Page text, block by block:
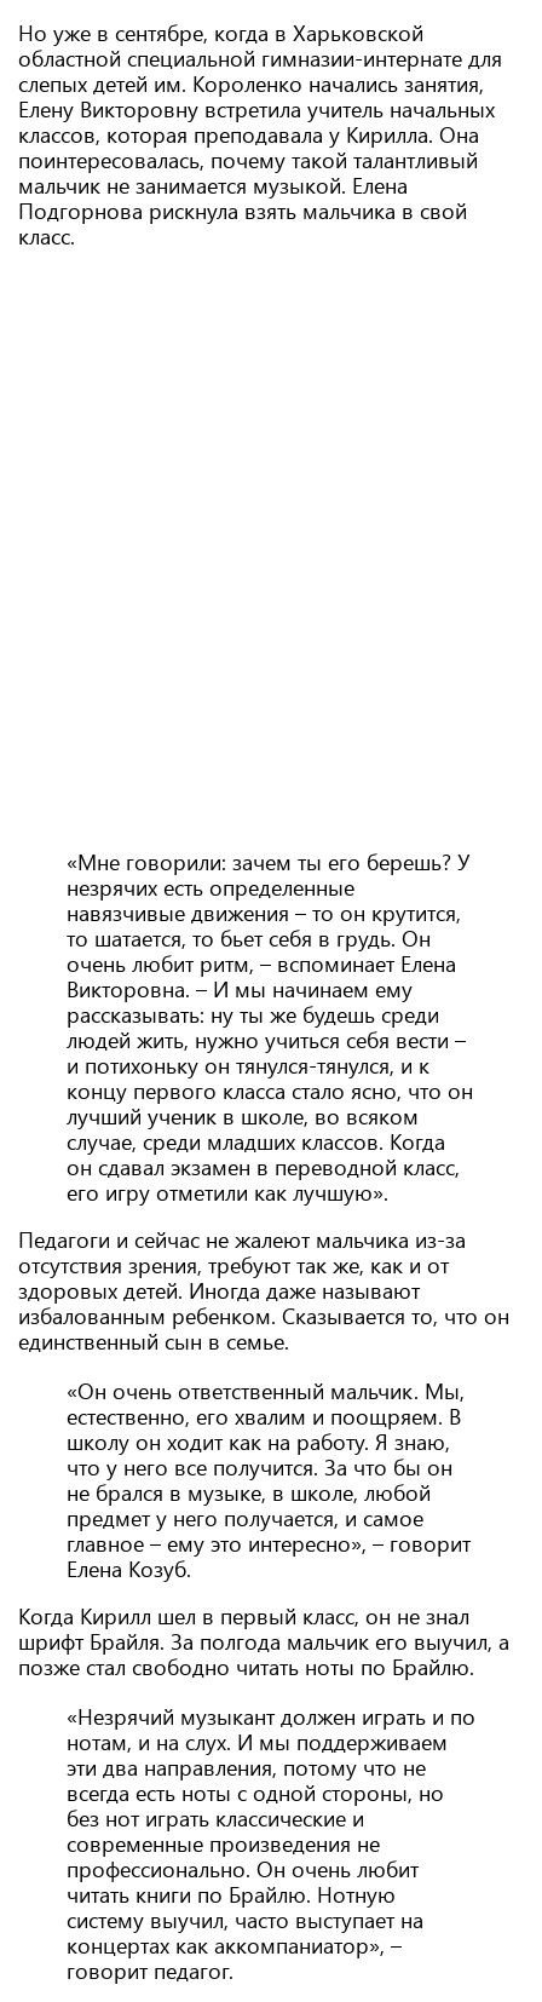
Но уже в сентябре, когда в Харьковской
областной специальной гимназии-интернате для
слепых детей им. Короленко начались занятия,
Елену Викторовну встретила учитель начальных
классов, которая преподавала у Кирилла. Она
поинтересовалась, почему такой талантливый
мальчик не занимается музыкой. Елена
Подгорнова рискнула взять мальчика в свой
класс.
«Мне говорили: зачем ты его берешь? У
незрячих есть определенные
навязчивые движения – то он крутится,
то шатается, то бьет себя в грудь. Он
очень любит ритм, – вспоминает Елена
Викторовна. – И мы начинаем ему
рассказывать: ну ты же будешь среди
людей жить, нужно учиться себя вести –
и потихоньку он тянулся-тянулся, и к
концу первого класса стало ясно, что он
лучший ученик в школе, во всяком
случае, среди младших классов. Когда
он сдавал экзамен в переводной класс,
его игру отметили как лучшую».
Педагоги и сейчас не жалеют мальчика из-за
отсутствия зрения, требуют так же, как и от
здоровых детей. Иногда даже называют
избалованным ребенком. Сказывается то, что он
единственный сын в семье.
«Он очень ответственный мальчик. Мы,
естественно, его хвалим и поощряем. В
школу он ходит как на работу. Я знаю,
что у него все получится. За что бы он
не брался в музыке, в школе, любой
предмет у него получается, и самое
главное – ему это интересно», – говорит
Елена Козуб.
Когда Кирилл шел в первый класс, он не знал
шрифт Брайля. За полгода мальчик его выучил, а
позже стал свободно читать ноты по Брайлю.
«Незрячий музыкант должен играть и по
нотам, и на слух. И мы поддерживаем
эти два направления, потому что не
всегда есть ноты с одной стороны, но
без нот играть классические и
современные произведения не
профессионально. Он очень любит
читать книги по Брайлю. Нотную
систему выучил, часто выступает на
концертах как аккомпаниатор», –
говорит педагог.